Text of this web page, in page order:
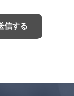
信する
る